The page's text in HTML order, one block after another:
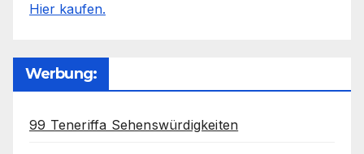
Hier kaufen.
Werbung:
99 Teneriffa Sehenswürdigkeiten